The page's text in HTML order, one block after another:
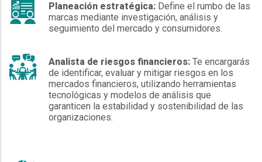
Planeación estratégica: Define el rumbo de las
marcas mediante investigación, análisis y
seguimiento del mercado y consumidores.
Analista de riesgos financieros: Te encargarás
de identificar, evaluar y mitigar riesgos en los
mercados financieros, utilizando herramientas
tecnológicas y modelos de análisis que
garanticen la estabilidad y sostenibilidad de las
organizaciones.